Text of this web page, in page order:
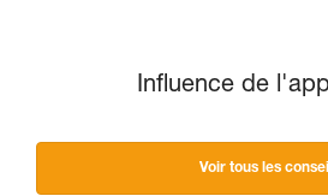
Influence de
Voir tous les